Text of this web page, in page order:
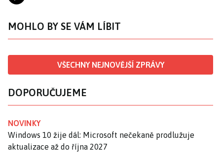
MOHLO BY SE VÁM LÍBIT
VŠECHNY NEJNOVĚJŠÍ ZPRÁVY
DOPORUČUJEME
NOVINKY
Windows 10 žije dál: Microsoft nečekaně prodlužuje
aktualizace až do října 2027